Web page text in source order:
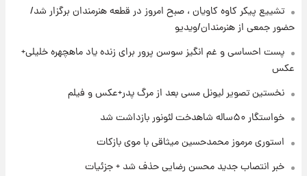
پدر+عکس و فیلم
۲۰ ساعت پیش
استوری مرموز محمدحسین میثاقی با موی
تشییع پیکر کاوه کاویان ، صبح امروز در قطعه هنرمندان برگزار شد/
حضور جمعی از هنرمندان/ویدیو
پست احساسی و غم انگیز سوسن پرور برای زنده یاد ماهچهره خلیلی+
عکس
نخستین تصویر لیونل مسی بعد از مرگ پدر+عکس و فیلم
خواستگار ۵۰ساله شاهدخت لئونور بازداشت شد
استوری مرموز محمدحسین میثاقی با موی بازکات
خبر انتصاب جدید محسن رضایی حذف شد + جزئیات